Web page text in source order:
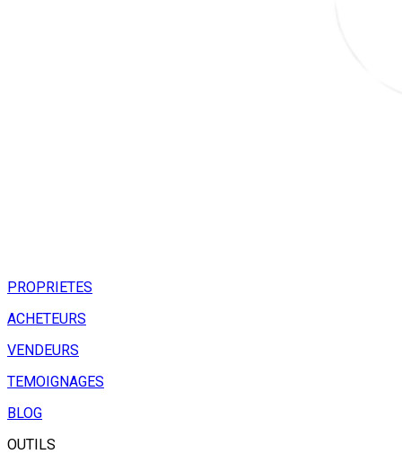
PROPRIETES
ACHETEURS
VENDEURS
TEMOIGNAGES
BLOG
OUTILS